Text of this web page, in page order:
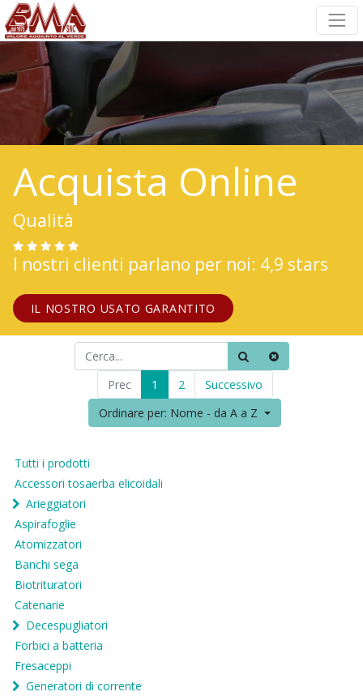
Acquista Online
Qualità
I nostri clienti parlano per noi: 4,9 stars
IL NOSTRO USATO GARANTITO
Prec 1 2
Successivo
Ordinare per: Nome - da A a Z
Tutti i prodotti
Accessori tosaerba elicoidali
Arieggiatori
Aspirafoglie
Atomizzatori
Banchi sega
Biotrituratori
Catenarie
Decespugliatori
Forbici a batteria
Fresaceppi
Generatori di corrente